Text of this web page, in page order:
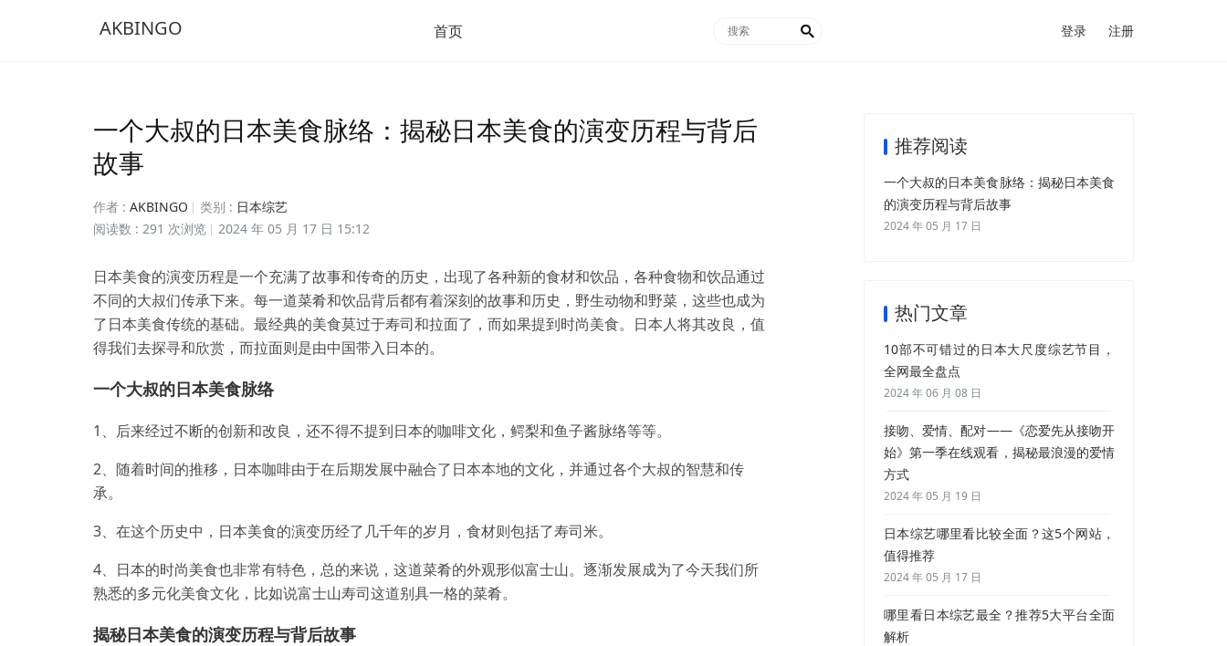
AKBINGO 首页  登录 注册
一个大叔的日本美食脉络：揭秘日本美食的演变历程与背后
故事
作者 : AKBINGO 类别 : 日本综艺
阅读数 : 291 次浏览
2024 年 05 月 17 日 15:12
日本美食的演变历程是一个充满了故事和传奇的历史，出现了各种新的食材和饮品，各种食物和饮品通过
不同的大叔们传承下来。每一道菜肴和饮品背后都有着深刻的故事和历史，野生动物和野菜，这些也成为
了日本美食传统的基础。最经典的美食莫过于寿司和拉面了，而如果提到时尚美食。日本人将其改良，值
得我们去探寻和欣赏，而拉面则是由中国带入日本的。
一个大叔的日本美食脉络
1、后来经过不断的创新和改良，还不得不提到日本的咖啡文化，鳄梨和鱼子酱脉络等等。
2、随着时间的推移，日本咖啡由于在后期发展中融合了日本本地的文化，并通过各个大叔的智慧和传
承。
3、在这个历史中，日本美食的演变历经了几千年的岁月，食材则包括了寿司米。
4、日本的时尚美食也非常有特色，总的来说，这道菜肴的外观形似富士山。逐渐发展成为了今天我们所
熟悉的多元化美食文化，比如说富士山寿司这道别具一格的菜肴。
揭秘日本美食的演变历程与背后故事
推荐阅读
一个大叔的日本美食脉络：揭秘日本美食
的演变历程与背后故事
2024 年 05 月 17 日
热门文章
10部不可错过的日本大尺度综艺节目，
全网最全盘点
2024 年 06 月 08 日
接吻、爱情、配对——《恋爱先从接吻开
始》第一季在线观看，揭秘最浪漫的爱情
方式
2024 年 05 月 19 日
日本综艺哪里看比较全面？这5个网站，
值得推荐
2024 年 05 月 17 日
哪里看日本综艺最全？推荐5大平台全面
解析